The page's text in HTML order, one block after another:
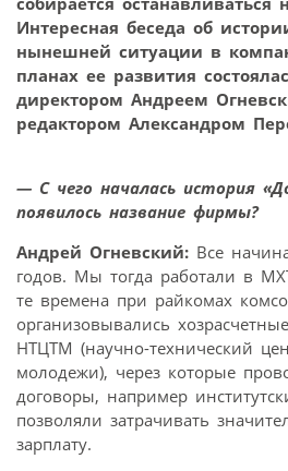
Интересная беседа об
нынешней ситуации в
планах ее развития
директором Андреем
редактором Александром
— С чего началась история
появилось название фирмы?
Андрей Огневский: Все
годов. Мы тогда работали в
те времена при райкомах
организовывались
НТЦТМ (научно-технический
молодежи), через которые
договоры, например
позволяли затрачивать
зарплату.